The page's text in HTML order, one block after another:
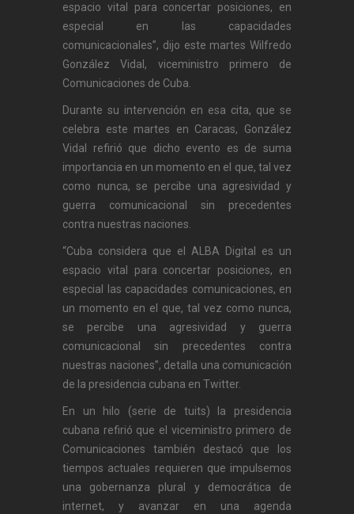
espacio vital para concertar posiciones, en
especial en las capacidades
comunicacionales”, dijo este martes Wilfredo
González Vidal‏, viceministro primero de
Comunicaciones de Cuba.
Durante su intervención en esa cita, que se
celebra este martes en Caracas, González
Vidal refirió que dicho evento es de suma
importancia en un momento en el que, tal vez
como nunca, se percibe una agresividad y
guerra comunicacional sin precedentes
contra nuestras naciones.
“Cuba considera que el ALBA Digital es un
espacio vital para concertar posiciones, en
especial las capacidades comunicaciones, en
un momento en el que, tal vez como nunca,
se percibe una agresividad y guerra
comunicacional sin precedentes contra
nuestras naciones”, detalla una comunicación
de la presidencia cubana en Twitter.
En un hilo (serie de tuits) la presidencia
cubana refirió que el viceministro primero de
Comunicaciones también destacó que los
tiempos actuales requieren que impulsemos
una gobernanza plural y democrática de
internet, y avanzar en una agenda